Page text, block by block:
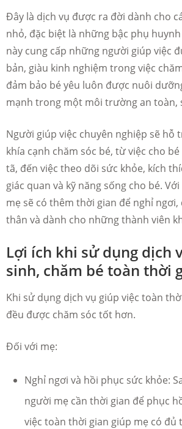
Đây là dịch vụ được ra đời dành cho
nhỏ, đặc biệt là những bậc phụ
này cung cấp những người giúp việc
bản, giàu kinh nghiệm trong việc
đảm bảo bé yêu luôn được nuôi
mạnh trong một môi trường an toàn,
Người giúp việc chuyên nghiệp sẽ hỗ
khía cạnh chăm sóc bé, từ việc cho
tã, đến việc theo dõi sức khỏe, kích
giác quan và kỹ năng sống cho bé.
mẹ sẽ có thêm thời gian để nghỉ ngơi,
thân và dành cho những thành viên
Lợi ích khi sử dụng dịch
sinh, chăm bé toàn thời
Khi sử dụng dịch vụ giúp việc toàn
đều được chăm sóc tốt hơn.
Đối với mẹ:
Nghỉ ngơi và hồi phục sức khỏe:
người mẹ cần thời gian để phục
việc toàn thời gian giúp mẹ có đủ